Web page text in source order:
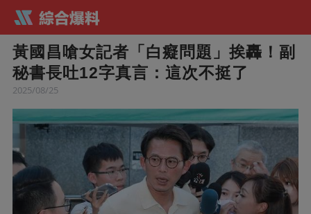
黃國昌嗆女記者「白癡問題」挨轟！副
秘書長吐12字真言：這次不挺了
2025/08/25